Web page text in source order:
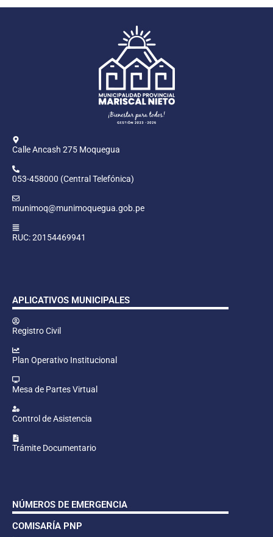
Calle Ancash 275 Moquegua
053-458000 (Central Telefónica)
munimoq@munimoquegua.gob.pe
RUC: 20154469941
APLICATIVOS MUNICIPALES
Registro Civil
Plan Operativo Institucional
Mesa de Partes Virtual
Control de Asistencia
Trámite Documentario
NÚMEROS DE EMERGENCIA
COMISARÍA PNP